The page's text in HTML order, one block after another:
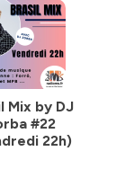
Mix by DJ
#22
22h)